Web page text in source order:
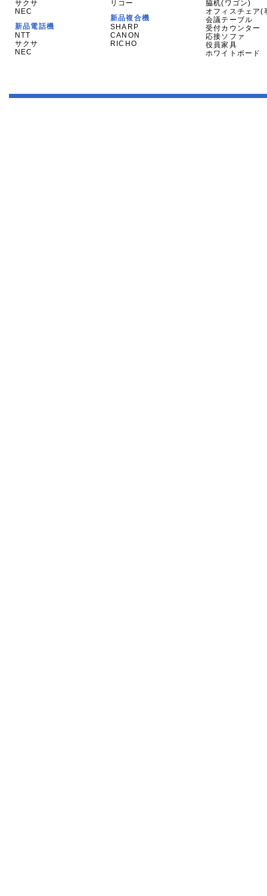
サクサ
NEC
新品電話機
NTT
サクサ
NEC
リコー
新品複合機
SHARP
CANON
RICHO
脇机(ワゴン)
オフィスチェア(
会議テーブル
受付カウンター
応接ソファ
役員家具
ホワイトボード